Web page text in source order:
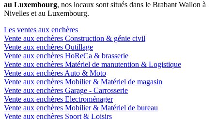
au Luxembourg, nos locaux sont situés dans le Brabant Wallon à
Nivelles et au Luxembourg.
Les ventes aux enchères
Vente aux enchères Construction & génie civil
Vente aux enchères Outillage
Vente aux enchères HoReCa & brasserie
Vente aux enchères Matériel de manutention & Logistique
Vente aux enchères Auto & Moto
Vente aux enchères Mobilier & Matériel de magasin
Vente aux enchères Garage - Carrosserie
Vente aux enchères Electroménager
Vente aux enchères Mobilier & Matériel de bureau
Vente aux enchères Sport & Loisirs